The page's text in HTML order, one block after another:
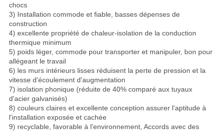
chocs
3) Installation commode et fiable, basses dépenses de
construction
4) excellente propriété de chaleur-isolation de la conduction
thermique minimum
5) poids léger, commode pour transporter et manipuler, bon pour
allégeant le travail
6) les murs intérieurs lisses réduisent la perte de pression et la
vitesse d'écoulement d'augmentation
7) isolation phonique (réduite de 40% comparé aux tuyaux
d'acier galvanisés)
8) couleurs claires et excellente conception assurer l'aptitude à
l'installation exposée et cachée
9) recyclable, favorable à l'environnement, Accords avec des